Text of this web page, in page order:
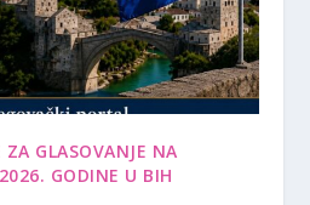
ZA GLASOVANJE NA
GODINE U BIH